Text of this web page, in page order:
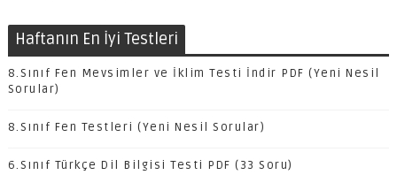
Haftanın En İyi Testleri
8.Sınıf Fen Mevsimler ve İklim Testi İndir PDF (Yeni Nesil
Sorular)
8.Sınıf Fen Testleri (Yeni Nesil Sorular)
6.Sınıf Türkçe Dil Bilgisi Testi PDF (33 Soru)